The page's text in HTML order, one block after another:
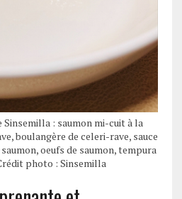
: saumon mi-cuit à la
boulangère de celeri-rave, sauce
oeufs de saumon, tempura
photo : Sinsemilla